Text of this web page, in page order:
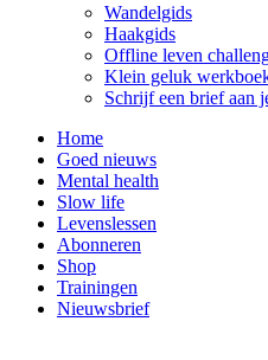
Wandelgids
Haakgids
Offline leven
Klein geluk
Schrijf een brief aan
Home
Goed nieuws
Mental health
Slow life
Levenslessen
Abonneren
Shop
Trainingen
Nieuwsbrief